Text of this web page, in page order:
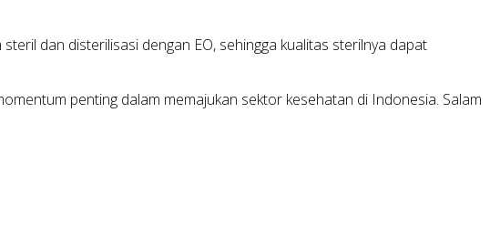
dan disterilisasi dengan EO, sehingga kualitas sterilnya dapat
penting dalam memajukan sektor kesehatan di Indonesia. Salam